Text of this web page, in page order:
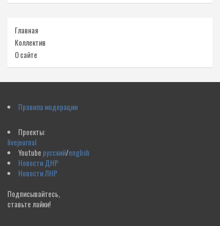
Главная
Коллектив
О сайте
Правила модерации
Проекты:
livejournal
Youtube русский/english
Новости ДНР
Новости ЛНР
Подписывайтесь,
ставьте лайки!